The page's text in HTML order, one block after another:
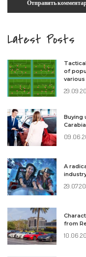
Latest Posts
of
Buying
A
from